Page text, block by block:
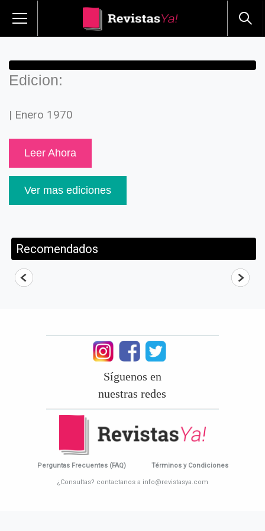
Edicion:
| Enero 1970
Leer Ahora
Ver mas ediciones
Recomendados
Síguenos en
nuestras redes
Perguntas Frecuentes (FAQ) Términos y Condiciones
¿Consultas? contactanos a info@revistasya.com